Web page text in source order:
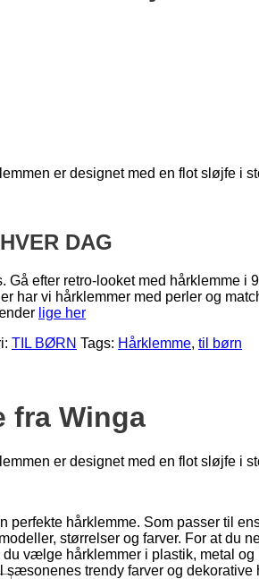
er designet med en flot sløjfe i
DAG
Gå efter retro-looket med hårklemme
har vi hårklemmer med perler og
lige her
TIL BØRN Tags: Hårklemme, til børn
fra Winga
er designet med en flot sløjfe i
perfekte hårklemme. Som passer til
størrelser og farver. For at du
vælge hårklemmer i plastik, metal
sæsonenes trendy farver og